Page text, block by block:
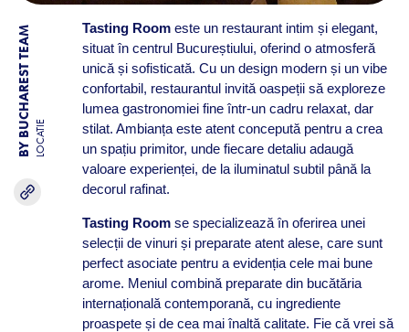
BY BUCHAREST TEAM LOCATIE
Tasting Roomeste un restaurant intim și elegant,
situat în centrul Bucureștiului, oferind o atmosferă
unică și sofisticată. Cu un design modern și un vibe
confortabil, restaurantul invită oaspeții să exploreze
lumea gastronomiei fine într-un cadru relaxat, dar
stilat. Ambianța este atent concepută pentru a crea
un spațiu primitor, unde fiecare detaliu adaugă
valoare experienței, de la iluminatul subtil până la
decorul rafinat.
Tasting Roomse specializează în oferirea unei
selecții de vinuri și preparate atent alese, care sunt
perfect asociate pentru a evidenția cele mai bune
arome. Meniul combină preparate din bucătăria
internațională contemporană, cu ingrediente
proaspete și de cea mai înaltă calitate. Fie că vrei să